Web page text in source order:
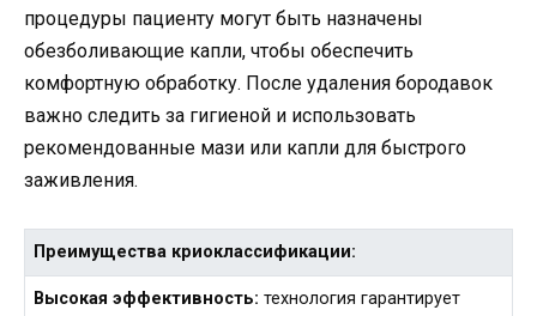
процедуры пациенту могут быть назначены
обезболивающие капли, чтобы обеспечить
комфортную обработку. После удаления бородавок
важно следить за гигиеной и использовать
рекомендованные мази или капли для быстрого
заживления.
Преимущества криоклассификации:
Высокая эффективность: технология гарантирует